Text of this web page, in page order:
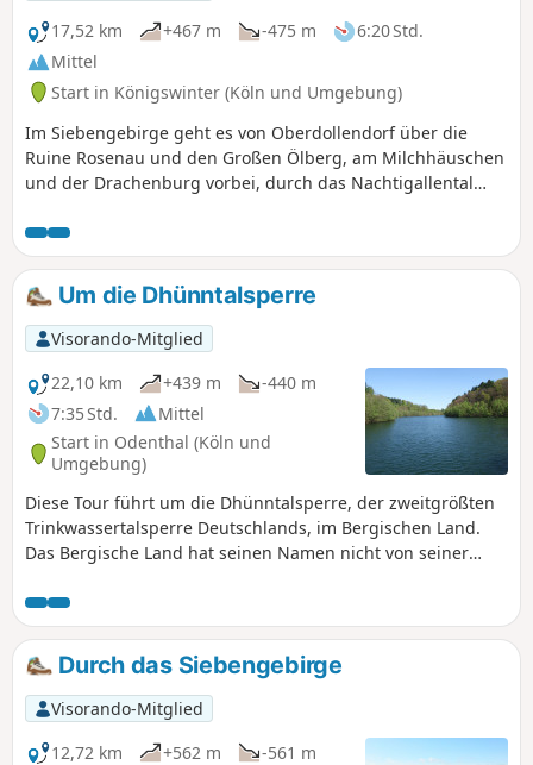
17,52 km
+467 m -475 m
6:20 Std.
Mittel
Start in Königswinter (Köln und Umgebung)
Im Siebengebirge geht es von Oberdollendorf über die
Ruine Rosenau und den Großen Ölberg, am Milchhäuschen
und der Drachenburg vorbei, durch das Nachtigallental
nach Dollendorf.
Um die Dhünntalsperre
Visorando-Mitglied
22,10 km
+439 m
-440 m
7:35 Std.
Mittel
Start in Odenthal (Köln und
Umgebung)
Diese Tour führt um die Dhünntalsperre, der zweitgrößten
Trinkwassertalsperre Deutschlands, im Bergischen Land.
Das Bergische Land hat seinen Namen nicht von seiner
sondern von seinen früheren Landesherren, den Herzögen
von Berg.
Durch das Siebengebirge
Visorando-Mitglied
12,72 km
+562 m
-561 m